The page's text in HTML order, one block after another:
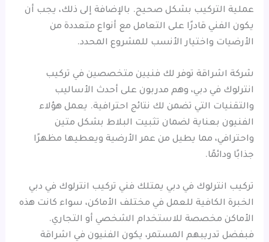
عملية التركيب بشكل صحيح. بالإضافة إلى ذلك، يجب أن
يكون الفني قادرًا على التعامل مع أنواع متعددة من
الأرضيات واختيار الأنسب للمشروع المحدد.
شركة اشراقة توفر لك فنيين متخصصين في تركيب
انترلوك في دبي، وهم مدربون على أحدث الأساليب
والتقنيات التي تضمن لك نتائج احترافية. يعمل هؤلاء
الفنيون بعناية لضمان تثبيت البلاط بشكل متين
واحترافي، مما يطيل من عمر الأرضية ويعطيها مظهرًا
جذابًا ودائمًا.
تركيب انترلوك في دبي يمتلك فني تركيب انترلوك في دبي
الخبرة الكافية للعمل في مختلف الأماكن، سواء كانت هذه
الأماكن مخصصة للاستخدام الشخصي أو التجاري.
فبفضل تدريبهم المستمر، يكون الفنيون في اشراقة